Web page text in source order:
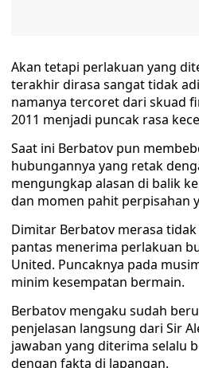
Akan tetapi perlakuan yang
terakhir dirasa sangat tidak
namanya tercoret dari skuad
2011 menjadi puncak rasa
Saat ini Berbatov pun
hubungannya yang retak
mengungkap alasan di balik
dan momen pahit perpisahan
Dimitar Berbatov merasa
pantas menerima perlakuan
United. Puncaknya pada
minim kesempatan bermain.
Berbatov mengaku sudah
penjelasan langsung dari Sir
jawaban yang diterima selalu
dengan fakta di lapangan.